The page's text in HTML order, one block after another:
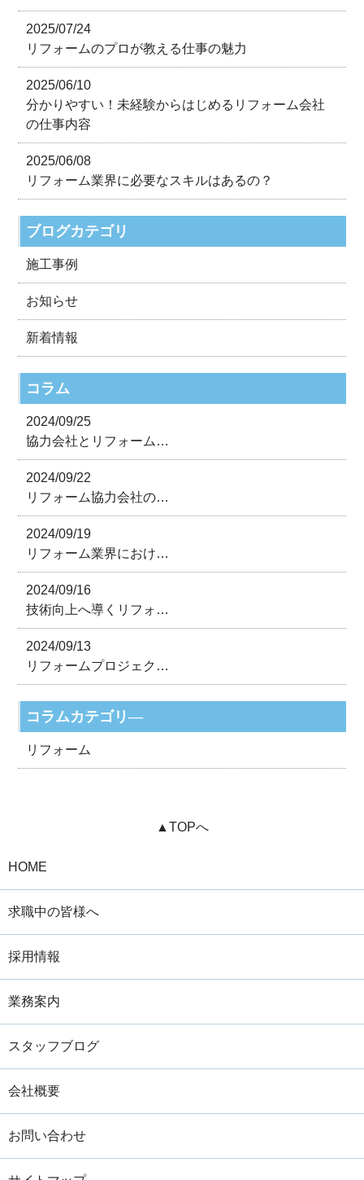
2025/07/24
リフォームのプロが教える仕事の魅力
2025/06/10
分かりやすい！未経験からはじめるリフォーム会社
の仕事内容
2025/06/08
リフォーム業界に必要なスキルはあるの？
ブログカテゴリ
施工事例
お知らせ
新着情報
コラム
2024/09/25
協力会社とリフォーム…
2024/09/22
リフォーム協力会社の…
2024/09/19
リフォーム業界におけ…
2024/09/16
技術向上へ導くリフォ…
2024/09/13
リフォームプロジェク…
コラムカテゴリ―
リフォーム
▲TOPへ
HOME
求職中の皆様へ
採用情報
業務案内
スタッフブログ
会社概要
お問い合わせ